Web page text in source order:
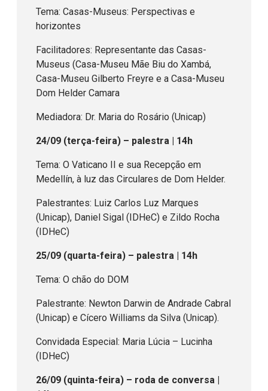
Tema: Casas-Museus: Perspectivas e
horizontes
Facilitadores: Representante das Casas-
Museus (Casa-Museu Mãe Biu do Xambá,
Casa-Museu Gilberto Freyre e a Casa-Museu
Dom Helder Camara
Mediadora: Dr. Maria do Rosário (Unicap)
24/09 (terça-feira) – palestra | 14h
Tema: O Vaticano II e sua Recepção em
Medellín, à luz das Circulares de Dom Helder.
Palestrantes: Luiz Carlos Luz Marques
(Unicap), Daniel Sigal (IDHeC) e Zildo Rocha
(IDHeC)
25/09 (quarta-feira) – palestra | 14h
Tema: O chão do DOM
Palestrante: Newton Darwin de Andrade Cabral
(Unicap) e Cícero Williams da Silva (Unicap).
Convidada Especial: Maria Lúcia – Lucinha
(IDHeC)
26/09 (quinta-feira) – roda de conversa |